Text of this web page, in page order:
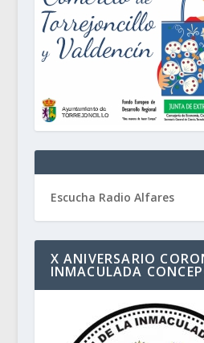
Escucha Radio Alfares
X ANIVERSARIO
INMACULADA